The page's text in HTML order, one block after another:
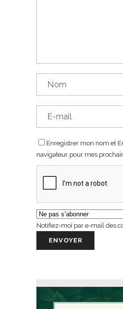
Enregistrer mon nom et
navigateur pour mes
Notifiez-moi par e-mail des